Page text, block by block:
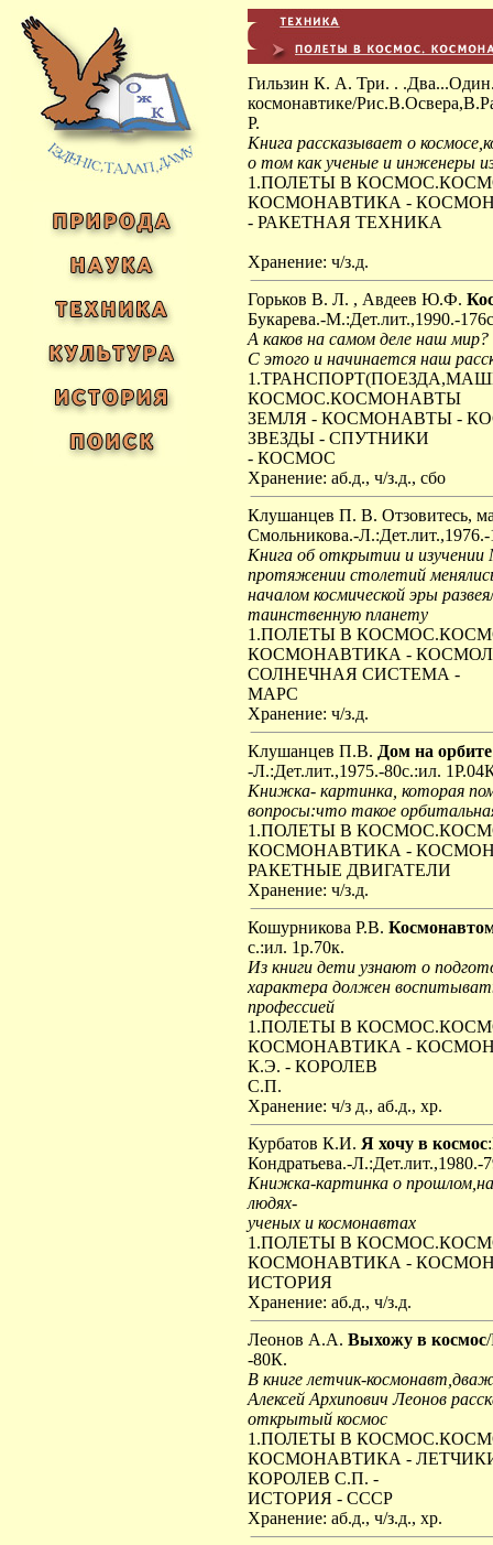
Гильзин К. А. Три. .
космонавтике/
Р.
Книга рассказывает о
о том как ученые и инженеры
1.ПОЛЕТЫ В
КОСМОНАВТИКА -
- РАКЕТНАЯ ТЕХНИКА
Хранение: ч/з.д.
Горьков В. Л. , Авдеев Ю.Ф.
Букарева.-М.:Дет.лит.,1990.-
А каков на самом деле наш
С этого и начинается наш
КОСМОС.КОСМОНАВТЫ
ЗЕМЛЯ - КОСМОНАВТЫ -
ЗВЕЗДЫ - СПУТНИКИ
- КОСМОС
Хранение: аб.д., ч/з.д., сбо
Клушанцев П. В. Отзовитесь,
Смольникова.-
Книга об открытии и
протяжении столетий
началом космической эры
таинственную планету
1.ПОЛЕТЫ В
КОСМОНАВТИКА -
СОЛНЕЧНАЯ СИСТЕМА -
МАРС
Хранение: ч/з.д.
Клушанцев П.В. Дом на орбите
-Л.:Дет.лит.,1975.-80с.:ил.
Книжка- картинка, которая
вопросы:что такое
1.ПОЛЕТЫ В
КОСМОНАВТИКА -
РАКЕТНЫЕ ДВИГАТЕЛИ
Хранение: ч/з.д.
Кошурникова Р.В.
с.:ил. 1р.70к.
Из книги дети узнают о
характера должен
профессией
1.ПОЛЕТЫ В
КОСМОНАВТИКА -
К.Э. - КОРОЛЕВ
С.П.
Хранение: ч/з д., аб.д., хр.
Курбатов К.И. Я хочу в космос
Кондратьева.-Л.:Дет.лит.,1980.-
Книжка-картинка о
людях-
ученых и космонавтах
1.ПОЛЕТЫ В
КОСМОНАВТИКА -
ИСТОРИЯ
Хранение: аб.д., ч/з.д.
Леонов А.А. Выхожу в космос
-80К.
В книге летчик-
Алексей Архипович Леонов
открытый космос
1.ПОЛЕТЫ В
КОСМОНАВТИКА -
КОРОЛЕВ С.П. -
ИСТОРИЯ - СССР
Хранение: аб.д., ч/з.д., хр.